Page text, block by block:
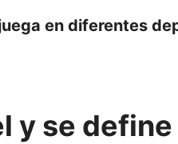
en diferentes
y se